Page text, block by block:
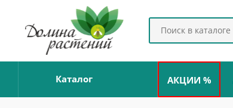
Каталог АКЦИИ %